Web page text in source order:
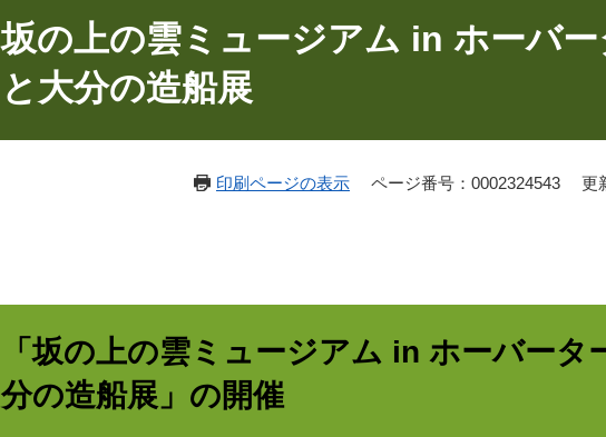
坂の上の雲ミュージアム in ホーバ
と大分の造船展
印刷ページの表示 ページ番号：0002324543 更
「坂の上の雲ミュージアム in ホーバータ
分の造船展」の開催